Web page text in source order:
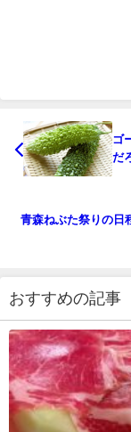
ゴ
だ
青森ねぶた祭りの日
おすすめの記事